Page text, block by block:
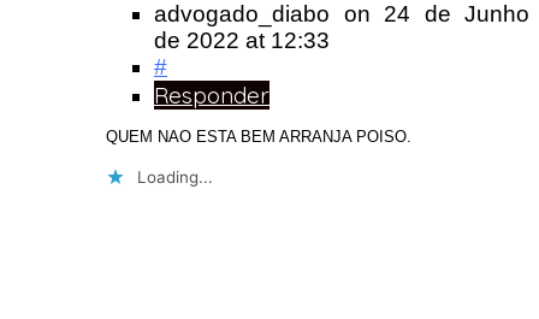
advogado_diabo on 24 de Junho
de 2022 at 12:33
#
Responder
QUEM NAO ESTA BEM ARRANJA POISO.
Loading...